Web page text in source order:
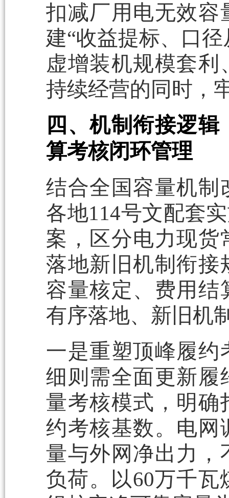
扣减厂用电无效容
建“收益提标、口
虚增装机规模套
持续经营的同时，
四、机制衔接逻
算考核闭环管理
结合全国容量机制
各地114号文配套
案，区分电力现货
落地新旧机制衔接
容量核定、费用结
有序落地、新旧机
一是重塑顶峰履
细则需全面更新履
量考核模式，明确
约考核基数。电网
量与外网净出力，
负荷。以60万千瓦